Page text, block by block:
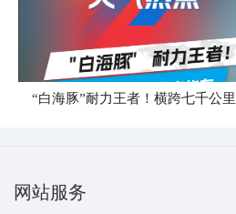
网站服务